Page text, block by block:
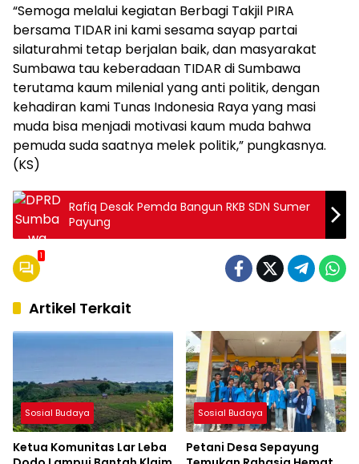
“Semoga melalui kegiatan Berbagi Takjil PIRA
bersama TIDAR ini kami sesama sayap partai
silaturahmi tetap berjalan baik, dan masyarakat
Sumbawa tau keberadaan TIDAR di Sumbawa
terutama kaum milenial yang anti politik, dengan
kehadiran kami Tunas Indonesia Raya yang masi
muda bisa menjadi motivasi kaum muda bahwa
pemuda suda saatnya melek politik,” pungkasnya.
(KS)
Rafiq Desak Pemda Bangun RKB SDN Sumer
Payung
1
Artikel Terkait
Sosial Budaya
Ketua Komunitas Lar Leba
Sosial Budaya
Petani Desa Sepayung